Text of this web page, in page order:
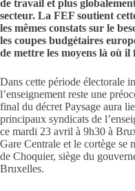
de travail et plus
secteur. La FEF soutient
les mêmes constats sur le
les coupes budgétaires
de mettre les moyens là où il
Dans cette période électorale
l’enseignement reste une
final du décret Paysage aura
principaux syndicats de
ce mardi 23 avril à 9h30 à
Gare Centrale et le cortège se
de Choquier, siège du
Bruxelles.